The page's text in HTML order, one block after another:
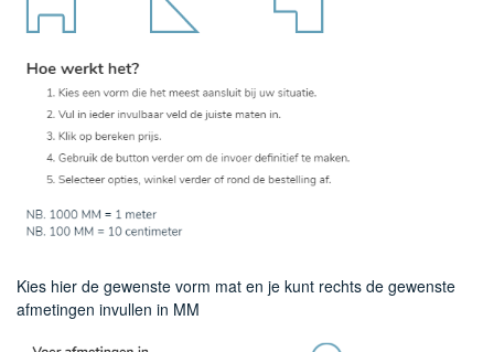
Kies hier de gewenste vorm mat en je kunt rechts de gewenste
afmetingen invullen in MM